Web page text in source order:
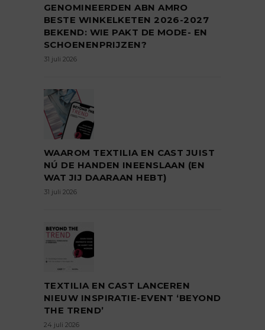
GENOMINEERDEN ABN AMRO
BESTE WINKELKETEN 2026-2027
BEKEND: WIE PAKT DE MODE- EN
SCHOENENPRIJZEN?
31 juli 2026
WAAROM TEXTILIA EN CAST JUIST
NÚ DE HANDEN INEENSLAAN (EN
WAT JIJ DAARAAN HEBT)
31 juli 2026
TEXTILIA EN CAST LANCEREN
NIEUW INSPIRATIE-EVENT ‘BEYOND
THE TREND’
24 juli 2026